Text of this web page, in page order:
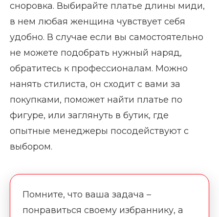
сноровка. Выбирайте платье длины миди,
в нем любая женщина чувствует себя
удобно. В случае если вы самостоятельно
не можете подобрать нужный наряд,
обратитесь к профессионалам. Можно
нанять стилиста, он сходит с вами за
покупками, поможет найти платье по
фигуре, или заглянуть в бутик, где
опытные менеджеры посодействуют с
выбором.
Помните, что ваша задача –
понравиться своему избраннику, а